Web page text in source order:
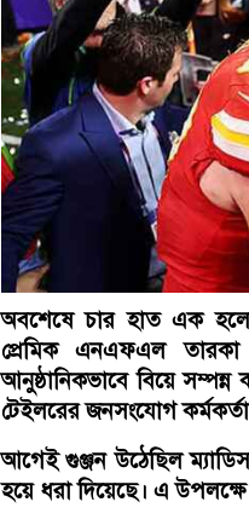
অবশেষে চার হাত এক হলো
প্রেমিক এনএফএল তারকা
আনুষ্ঠানিকভাবে বিয়ে
টেইলরের জনসংযোগ কর্মকর্তা
আগেই গুঞ্জন উঠেছিল
হয়ে ধরা দিয়েছে। এ